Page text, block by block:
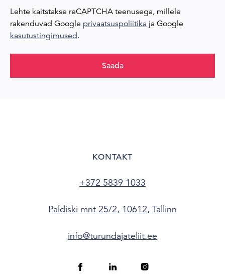
Lehte kaitstakse reCAPTCHA teenusega, millele
rakenduvad Google privaatsuspoliitika ja Google
kasutustingimused.
Saada
KONTAKT
+372 5839 1033
Paldiski mnt 25/2, 10612, Tallinn
info@turundajateliit.ee